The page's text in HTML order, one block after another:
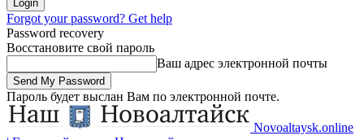
Forgot your password? Get help
Password recovery
Восстановите свой пароль
Ваш адрес электронной почты
Пароль будет выслан Вам по электронной почте.
Novoaltaysk.online